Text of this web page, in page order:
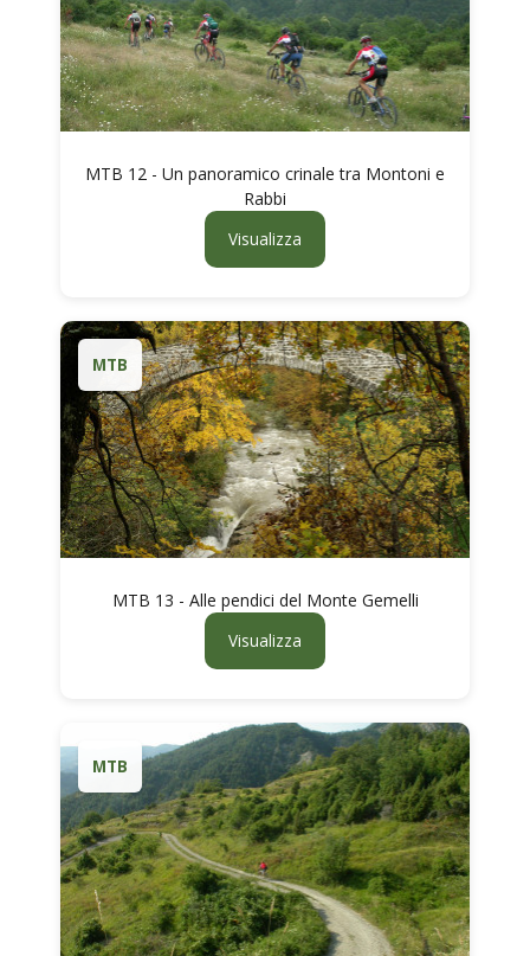
MTB 12 - Un panoramico crinale tra Montoni e
Rabbi
Visualizza
MTB
MTB 13 - Alle pendici del Monte Gemelli
Visualizza
MTB